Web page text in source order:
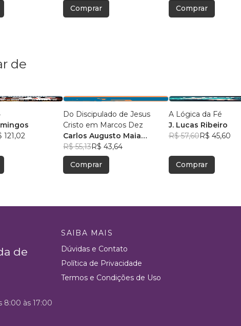
Comprar Comprar
de
121,02
Do Discipulado de Jesus
Cristo em Marcos Dez
Carlos Augusto Maia
Ferreira
R$ 55,13R$ 43,64
Comprar
A Lógica da Fé
J. Lucas Ribeiro
R$ 57,60R$ 45,60
Comprar
de
SAIBA MAIS
Dúvidas e Contato
Política de Privacidade
Termos e Condições de Uso
8:00 às 17:00